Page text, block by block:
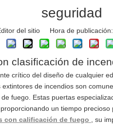
seguridad
del sitio Hora de
clasificación de
crítico del diseño de cualquier
de incendios son
fuego. Estas puertas
un tiempo
con calificación de fuego
, su